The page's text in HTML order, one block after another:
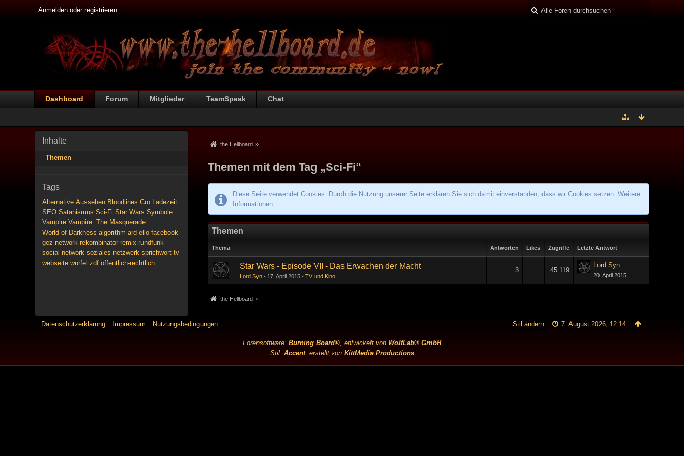
Anmelden oder registrieren
Dashboard Forum Mitglieder TeamSpeak Chat
Inhalte
Themen
Tags
Alternative Aussehen Bloodlines Cro Ladezeit
SEO Satanismus Sci-Fi Star Wars Symbole
Vampire Vampire: The Masquerade
World of Darkness algorithm ard ello facebook
gez network rekombinator remix rundfunk
social network soziales netzwerk sprichwort tv
webseite würfel zdf öffentlich-rechtlich
the Hellboard »
Themen mit dem Tag „Sci-Fi“
Diese Seite verwendet Cookies. Durch die Nutzung unserer Seite erklären Sie sich damit einverstanden, dass wir Cookies setzen. Weitere
Informationen
Themen
Thema Antworten Likes Zugriffe Letzte Antwort
Star Wars - Episode VII - Das Erwachen der Macht
Lord Syn 17. April 2015 TV und Kino
3 45.119
Lord Syn
20. April 2015
the Hellboard »
Datenschutzerklärung Impressum Nutzungsbedingungen 7. August 2026, 12:14
Stil ändern
Forensoftware: Burning Board®, entwickelt von WoltLab® GmbH
Stil: Accent, erstellt von KittMedia Productions